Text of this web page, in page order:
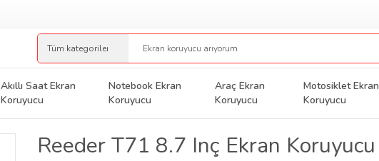
Akıllı Saat Ekran
Koruyucu
Notebook Ekran
Koruyucu
Araç Ekran
Koruyucu
Motosiklet Ekran
Koruyucu
Reeder T71 8.7 Inç Ekran Koruyucu